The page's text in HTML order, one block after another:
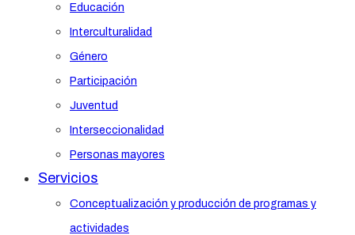
Educación
Interculturalidad
Género
Participación
Juventud
Interseccionalidad
Personas mayores
Servicios
Conceptualización y producción de programas y
actividades